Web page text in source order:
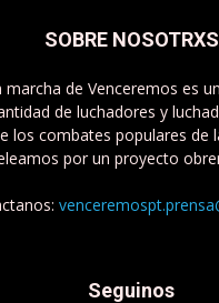
SOBRE NOSOTRXS
marcha de Venceremos es
de luchadores y
los combates populares de
por un proyecto
Seguinos